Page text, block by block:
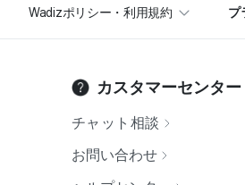
Wadizポリシー・利用規約 プ
カスタマーセンター
チャット相談
お問い合わせ